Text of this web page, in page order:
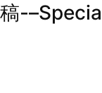
-